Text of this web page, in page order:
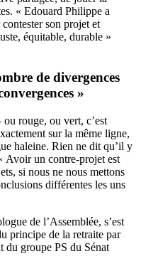
« Edouard Philippe a
son projet et
équitable, durable »
de divergences
»
ou rouge, ou vert, c’est
sur la même ligne,
haleine. Rien ne dit qu’il y
Avoir un contre-projet est
si nous ne nous mettons
différentes les uns
de l’Assemblée, s’est
principe de la retraite par
du groupe PS du Sénat